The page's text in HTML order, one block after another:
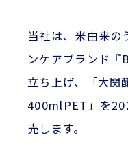
当社は、米由来の
ンケアブランド
立ち上げ、「大
400mlPET」を
売します。